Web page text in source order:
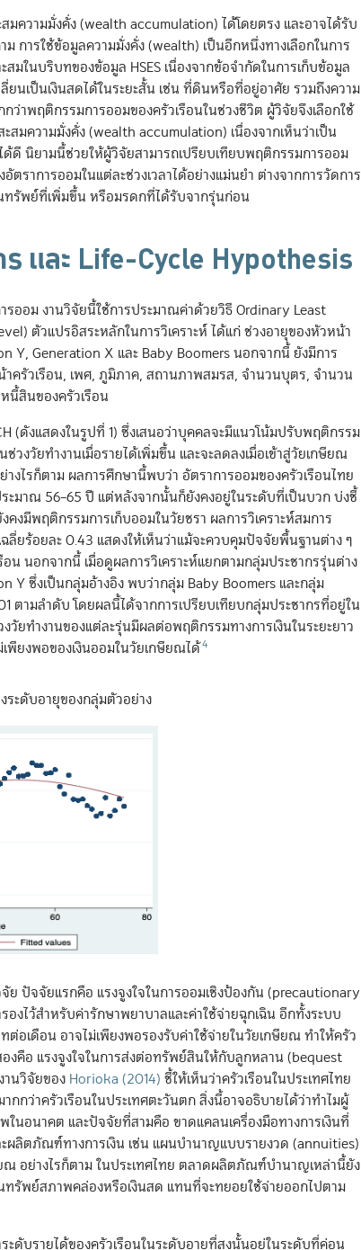
ความมั่งคั่ง (wealth accumulation) ได้โดยตรง และอาจได้รับ
การใช้ข้อมูลความมั่งคั่ง (wealth) เป็นอีกหนึ่งทางเลือกในการ
มในบริบทของข้อมูล HSES เนื่องจากข้อจำกัดในการเก็บข้อมูล
นเป็นเงินสดได้ในระยะสั้น เช่น ที่ดินหรือที่อยู่อาศัย รวมถึงความ
าพฤติกรรมการออมของครัวเรือนในช่วงชีวิต ผู้วิจัยจึงเลือกใช้
มความมั่งคั่ง (wealth accumulation) เนื่องจากเห็นว่าเป็น
ดี นิยามนี้ช่วยให้ผู้วิจัยสามารถเปรียบเทียบพฤติกรรมการออม
ราการออมในแต่ละช่วงเวลาได้อย่างแม่นยำ ต่างจากการวัดการ
รัพย์ที่เพิ่มขึ้น หรือมรดกที่ได้รับจากรุ่นก่อน
และ Life-Cycle Hypothesis
ออม งานวิจัยนี้ใช้การประมาณค่าด้วยวิธี Ordinary Least
ตัวแปรอิสระหลักในการวิเคราะห์ ได้แก่ ช่วงอายุของหัวหน้า
Y, Generation X และ Baby Boomers นอกจากนี้ ยังมีการ
ครัวเรือน, เพศ, ภูมิภาค, สถานภาพสมรส, จำนวนบุตร, จำนวน
นี้สินของครัวเรือน
(ดังแสดงในรูปที่ 1) ซึ่งเสนอว่าบุคคลจะมีแนวโน้มปรับพฤติกรรม
งวัยทำงานเมื่อรายได้เพิ่มขึ้น และจะลดลงเมื่อเข้าสู่วัยเกษียณ
งไรก็ตาม ผลการศึกษานี้พบว่า อัตราการออมของครัวเรือนไทย
ะมาณ 56–65 ปี แต่หลังจากนั้นก็ยังคงอยู่ในระดับที่เป็นบวก บ่งชี้
มีพฤติกรรมการเก็บออมในวัยชรา ผลการวิเคราะห์สมการ
ยร้อยละ 0.43 แสดงให้เห็นว่าแม้จะควบคุมปัจจัยพื้นฐานต่าง ๆ
นอกจากนี้ เมื่อดูผลการวิเคราะห์แยกตามกลุ่มประชากรรุ่นต่าง
Y ซึ่งเป็นกลุ่มอ้างอิง พบว่ากลุ่ม Baby Boomers และกลุ่ม
ตามลำดับ โดยผลนี้ได้จากการเปรียบเทียบกลุ่มประชากรที่อยู่ใน
ยทำงานของแต่ละรุ่นมีผลต่อพฤติกรรมทางการเงินในระยะยาว
พียงพอของเงินออมในวัยเกษียณได้4
ระดับอายุของกลุ่มตัวอย่าง
ปัจจัยแรกคือ แรงจูงใจในการออมเชิงป้องกัน (precautionary
งไว้สำหรับค่ารักษาพยาบาลและค่าใช้จ่ายฉุกเฉิน อีกทั้งระบบ
อเดือน อาจไม่เพียงพอรองรับค่าใช้จ่ายในวัยเกษียณ ทำให้ครัว
งคือ แรงจูงใจในการส่งต่อทรัพย์สินให้กับลูกหลาน (bequest
านวิจัยของ Horioka (2014) ชี้ให้เห็นว่าครัวเรือนในประเทศไทย
กว่าครัวเรือนในประเทศตะวันตก สิ่งนี้อาจอธิบายได้ว่าทำไมผู้
ในอนาคต และปัจจัยที่สามคือ ขาดแคลนเครื่องมือทางการเงินที่
ลิตภัณฑ์ทางการเงิน เช่น แผนบำนาญแบบรายงวด (annuities)
อย่างไรก็ตาม ในประเทศไทย ตลาดผลิตภัณฑ์บำนาญเหล่านี้ยัง
ทรัพย์สภาพคล่องหรือเงินสด แทนที่จะทยอยใช้จ่ายออกไปตาม
ะดับรายได้ของครัวเรือนในระดับอายุที่สูงนั้นอยู่ในระดับที่ค่อน